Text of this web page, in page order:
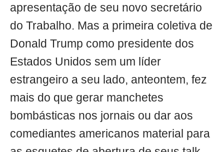
apresentação de seu novo secretário
do Trabalho. Mas a primeira coletiva de
Donald Trump como presidente dos
Estados Unidos sem um líder
estrangeiro a seu lado, anteontem, fez
mais do que gerar manchetes
bombásticas nos jornais ou dar aos
comediantes americanos material para